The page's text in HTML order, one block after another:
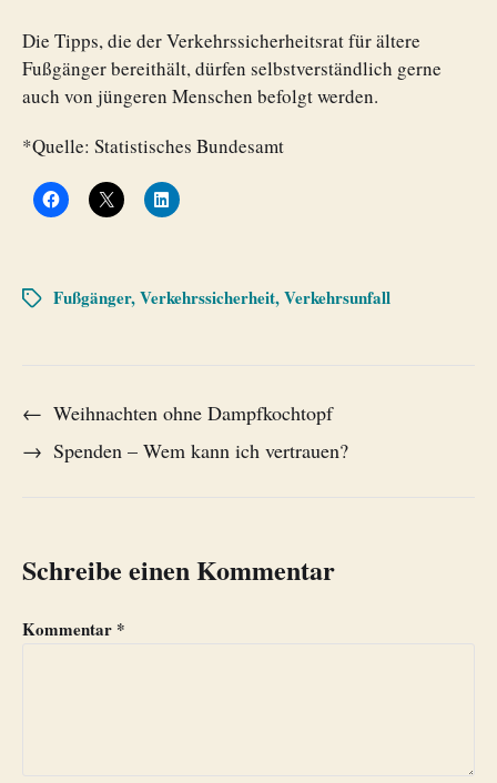
Die Tipps, die der Verkehrssicherheitsrat für ältere
Fußgänger bereithält, dürfen selbstverständlich gerne
auch von jüngeren Menschen befolgt werden.
*Quelle: Statistisches Bundesamt
Fußgänger,Verkehrssicherheit,Verkehrsunfall
← Weihnachten ohne Dampfkochtopf
→ Spenden – Wem kann ich vertrauen?
Schreibe einen Kommentar
Kommentar *